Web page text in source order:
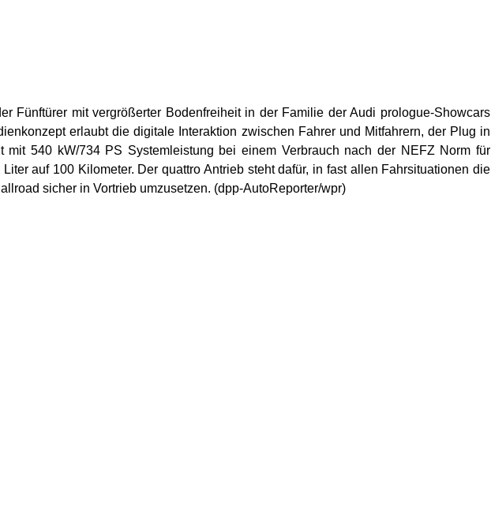
Fünftürer mit vergrößerter Bodenfreiheit in der Familie der Audi prologue-Showcars
erlaubt die digitale Interaktion zwischen Fahrer und Mitfahrern, der Plug in
mit 540 kW/734 PS Systemleistung bei einem Verbrauch nach der NEFZ Norm für
auf 100 Kilometer. Der quattro Antrieb steht dafür, in fast allen Fahrsituationen die
sicher in Vortrieb umzusetzen. (dpp-AutoReporter/wpr)